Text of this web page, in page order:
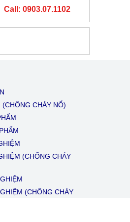
HÃNG ARCTIKO - ĐAN
Call: 0903.07.1102
CHÁY NỔ)
(CHỐNG CHÁY
(CHỐNG CHÁY